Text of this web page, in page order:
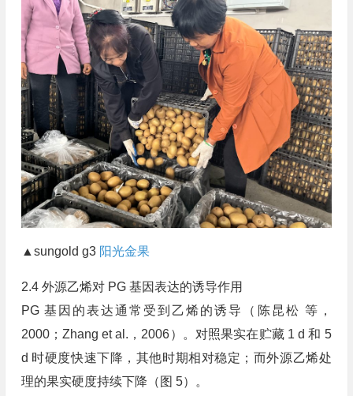
▲sungold g3 阳光金果
2.4 外源乙烯对 PG 基因表达的诱导作用
PG 基因的表达通常受到乙烯的诱导（陈昆松 等，
2000；Zhang et al.，2006）。对照果实在贮藏 1 d 和 5
d 时硬度快速下降，其他时期相对稳定；而外源乙烯处
理的果实硬度持续下降（图 5）。